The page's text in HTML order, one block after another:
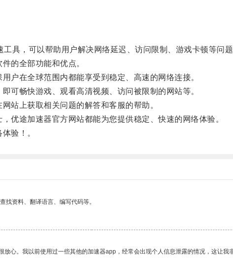
，可以帮助用户解决网络延迟、访问限制、游戏卡顿等问题
的全部功能和优点。
在全球范围内都能享受到稳定、高速的网络连接。
畅快游戏、观看高清视频、访问被限制的网站等。
上获取相关问题的解答和客服的帮助。
途加速器官方网站都能为您提供稳定、快速的网络体验。
验！。
找资料、翻译语言、编写代码等。
心。我以前使用过一些其他的加速器app，经常会出现个人信息泄露的情况，这让我